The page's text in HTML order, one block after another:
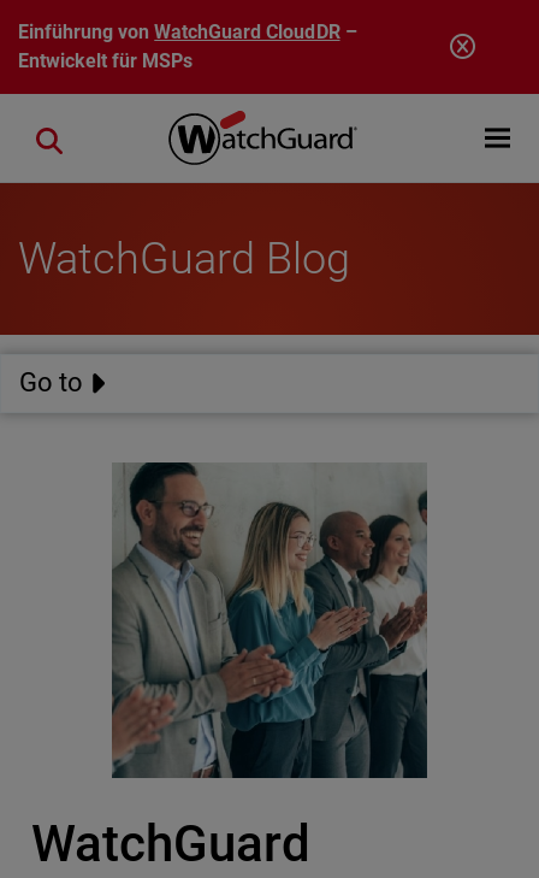
Direkt zum Inhalt
Einführung vonWatchGuard CloudDR–
Entwickelt für MSPs
Open
Close search
WatchGuard Blog
Go to
WatchGuard